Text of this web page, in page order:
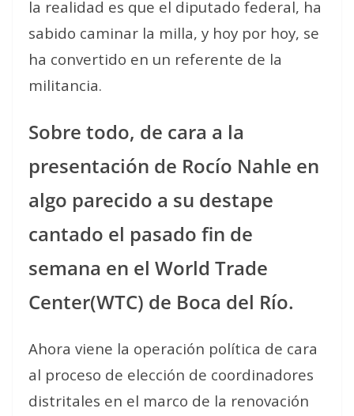
la realidad es que el diputado federal, ha
sabido caminar la milla, y hoy por hoy, se
ha convertido en un referente de la
militancia.
Sobre todo, de cara a la
presentación de Rocío Nahle en
algo parecido a su destape
cantado el pasado fin de
semana en el World Trade
Center(WTC) de Boca del Río.
Ahora viene la operación política de cara
al proceso de elección de coordinadores
distritales en el marco de la renovación